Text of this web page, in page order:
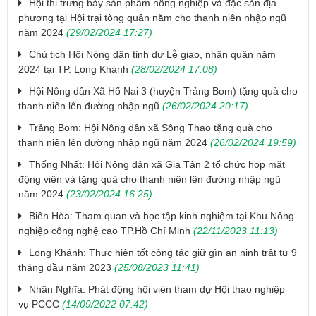
Hội thi trưng bày sản phẩm nông nghiệp và đặc sản địa
phương tại Hội trại tòng quân năm cho thanh niên nhập ngũ
năm 2024 (29/02/2024 17:27)
Chủ tịch Hội Nông dân tỉnh dự Lễ giao, nhận quân năm
2024 tại TP. Long Khánh (28/02/2024 17:08)
Hội Nông dân Xã Hố Nai 3 (huyện Trảng Bom) tặng quà cho
thanh niên lên đường nhập ngũ (26/02/2024 20:17)
Trảng Bom: Hội Nông dân xã Sông Thao tặng quà cho
thanh niên lên đường nhập ngũ năm 2024 (26/02/2024 19:59)
Thống Nhất: Hội Nông dân xã Gia Tân 2 tổ chức họp mặt
động viên và tặng quà cho thanh niên lên đường nhập ngũ
năm 2024 (23/02/2024 16:25)
Biên Hòa: Tham quan và học tập kinh nghiệm tại Khu Nông
nghiệp công nghệ cao TP.Hồ Chí Minh (22/11/2023 11:13)
Long Khánh: Thực hiện tốt công tác giữ gìn an ninh trật tự 9
tháng đầu năm 2023 (25/08/2023 11:41)
Nhân Nghĩa: Phát động hội viên tham dự Hội thao nghiệp
vụ PCCC (14/09/2022 07:42)